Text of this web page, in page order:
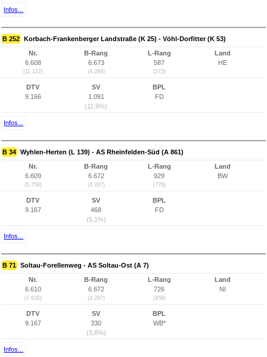
Infos...
B 252 Korbach-Frankenberger Landstraße (K 25) - Vöhl-Dorfitter (K 53)
Nr.
6.608
(11.122)
B-Rang
6.673
(4.288)
L-Rang
587
(572)
Land
HE
DTV
9.166
SV
1.091
(11,9%)
BPL
FD
Infos...
B 34 Wyhlen-Herten (L 139) - AS Rheinfelden-Süd (A 861)
Nr.
6.609
(5.759)
B-Rang
6.672
(4.287)
L-Rang
929
(779)
Land
BW
DTV
9.167
SV
468
(5,1%)
BPL
FD
Infos...
B 71 Soltau-Forellenweg - AS Soltau-Ost (A 7)
Nr.
6.610
(7.635)
B-Rang
6.672
(4.287)
L-Rang
726
(458)
Land
NI
DTV
9.167
SV
330
(3,6%)
BPL
WB*
Infos...